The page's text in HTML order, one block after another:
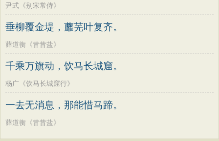
尹式《别宋常侍》
垂柳覆金堤，蘼芜叶复齐。
薛道衡《昔昔盐》
千乘万旗动，饮马长城窟。
杨广《饮马长城窟行》
一去无消息，那能惜马蹄。
薛道衡《昔昔盐》